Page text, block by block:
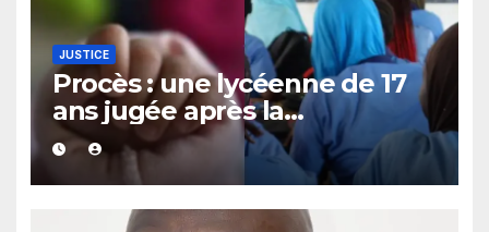
JUSTICE
Procès : une lycéenne de 17
ans jugée après la
découverte d’un bébé caché
sous un lit